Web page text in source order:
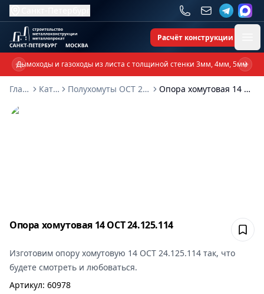
Расчёт конструкции
Дымоходы и газоходы из листа с толщиной стенки 3мм, 4мм, 5мм
Previous slide
Главная
Каталог Полухомуты ОСТ 24-125-114-01 Опора хомутовая 14 ОСТ 24.125.114
Опора хомутовая 14 ОСТ 24.125.114
Изготовим опору хомутовую 14 ОСТ 24.125.114 так, что
будете смотреть и любоваться.
Артикул: 60978